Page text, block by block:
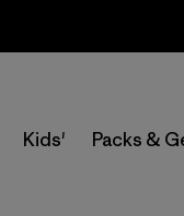
Kids' Packs &